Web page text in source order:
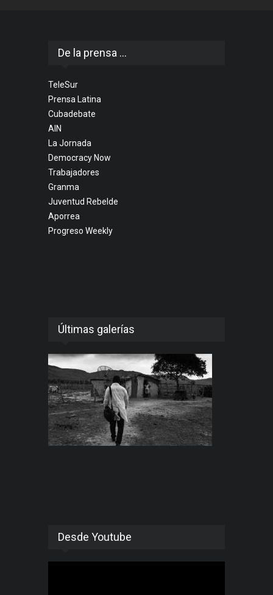
De la prensa ...
TeleSur
Prensa Latina
Cubadebate
AIN
La Jornada
Democracy Now
Trabajadores
Granma
Juventud Rebelde
Aporrea
Progreso Weekly
Últimas galerías
Desde Youtube